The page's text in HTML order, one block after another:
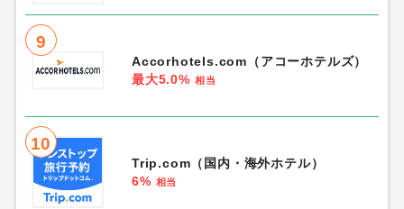
9
Accorhotels.com（アコーホテルズ）
最大5.0% 相当
10
Trip.com（国内・海外ホテル）
6% 相当